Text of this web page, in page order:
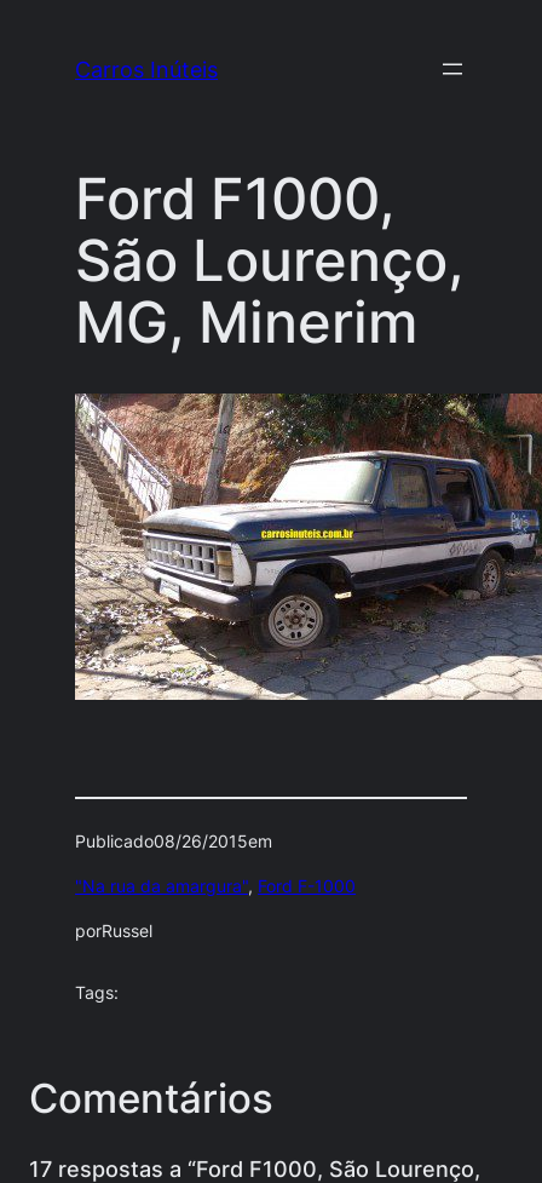
Carros Inúteis
Ford F1000,
São Lourenço,
MG, Minerim
Publicado08/26/2015em
"Na rua da amargura", Ford F-1000
porRussel
Tags:
Comentários
17 respostas a “Ford F1000, São Lourenço,